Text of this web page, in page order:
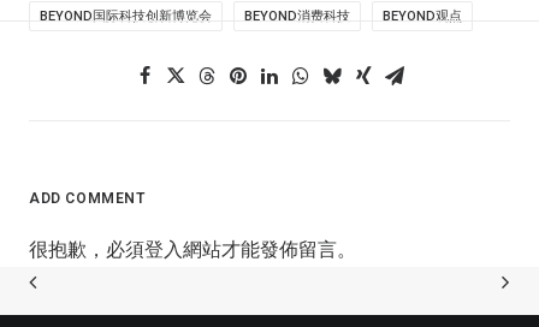
BEYOND国际科技创新博览会 BEYOND消费科技 BEYOND观点
ADD COMMENT
很抱歉，必須登入網站才能發佈留言。